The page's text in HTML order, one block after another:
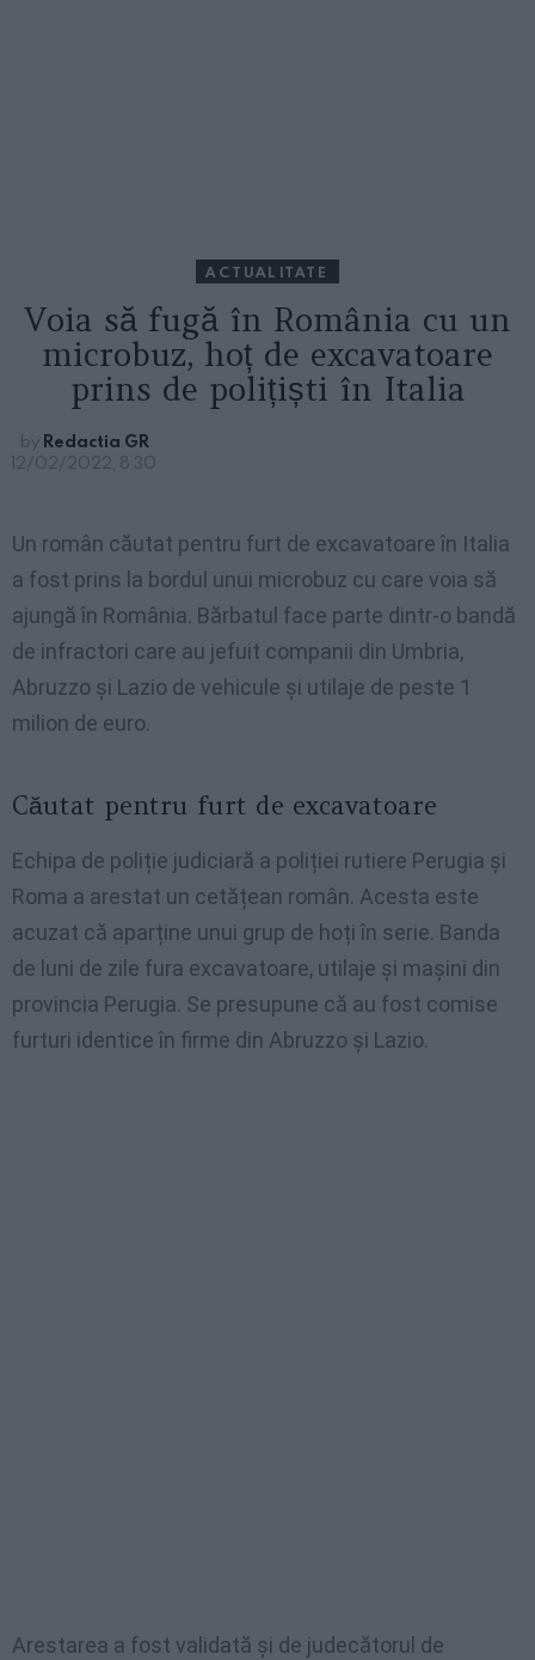
ACTUALITATE
Voia să fugă în România cu un
microbuz, hoț de excavatoare
prins de polițiști în Italia
by Redactia GR
12/02/2022, 8:30
Un român căutat pentru furt de excavatoare în Italia
a fost prins la bordul unui microbuz cu care voia să
ajungă în România. Bărbatul face parte dintr-o bandă
de infractori care au jefuit companii din Umbria,
Abruzzo și Lazio de vehicule și utilaje de peste 1
milion de euro.
Căutat pentru furt de excavatoare
Echipa de poliție judiciară a poliției rutiere Perugia și
Roma a arestat un cetățean român. Acesta este
acuzat că aparține unui grup de hoți în serie. Banda
de luni de zile fura excavatoare, utilaje și mașini din
provincia Perugia. Se presupune că au fost comise
furturi identice în firme din Abruzzo și Lazio.
Arestarea a fost validată și de judecătorul de